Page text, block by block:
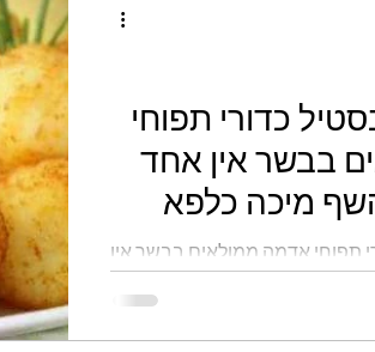
כדורי תפוחי
בבשר אין אחד
מיכה כלפא
תפוחי אדמה ממולאים בבשר אין
כלפא